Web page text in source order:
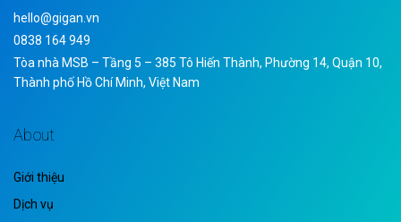
hello@gigan.vn
0838 164 949
Tòa nhà MSB – Tầng 5 – 385 Tô Hiến Thành, Phường 14, Quận 10,
Thành phố Hồ Chí Minh, Việt Nam
About
Giới thiệu
Dịch vụ